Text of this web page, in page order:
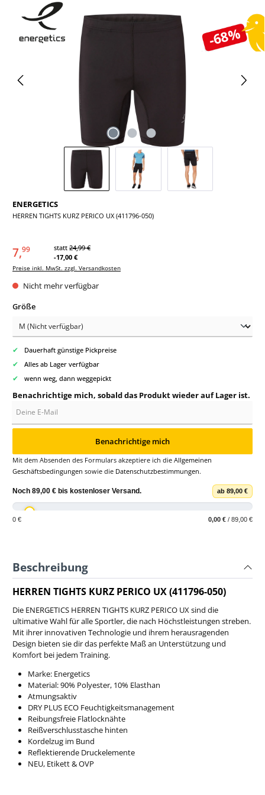
-68%
Bildergalerie überspringen
ENERGETICS
HERREN TIGHTS KURZ PERICO UX (411796-050)
7,99 statt 24,99 €
-17,00 €
Preise inkl. MwSt. zzgl. Versandkosten
Nicht mehr verfügbar
Größeauswählen
✔ Dauerhaft günstige Pickpreise
✔ Alles ab Lager verfügbar
✔ wenn weg, dann weggepickt
Benachrichtige mich, sobald das Produkt wieder auf Lager ist.
Benachrichtige mich
Mit dem Absenden des Formulars akzeptiere ich die Allgemeinen
Geschäftsbedingungen sowie die Datenschutzbestimmungen.
Noch 89,00 € bis kostenloser Versand. ab 89,00 €
0 € 0,00 € / 89,00 €
Beschreibung
HERREN TIGHTS KURZ PERICO UX (411796-050)
Die ENERGETICS HERREN TIGHTS KURZ PERICO UX sind die
ultimative Wahl für alle Sportler, die nach Höchstleistungen streben.
Mit ihrer innovativen Technologie und ihrem herausragenden
Design bieten sie dir das perfekte Maß an Unterstützung und
Komfort bei jedem Training.
Marke: Energetics
Material: 90% Polyester, 10% Elasthan
Atmungsaktiv
DRY PLUS ECO Feuchtigkeitsmanagement
Reibungsfreie Flatlocknähte
Reißverschlusstasche hinten
Kordelzug im Bund
Reflektierende Druckelemente
NEU, Etikett & OVP